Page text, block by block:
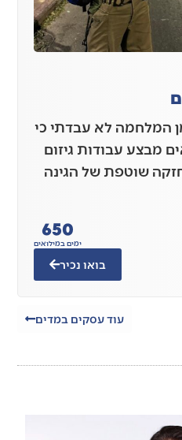
המלחמה לא עבדתי כי
מבצע עבודות גיזום
שוטפת של הגינה
ימים במילואים
650
בואו נכיר
עוד עסקים במדים